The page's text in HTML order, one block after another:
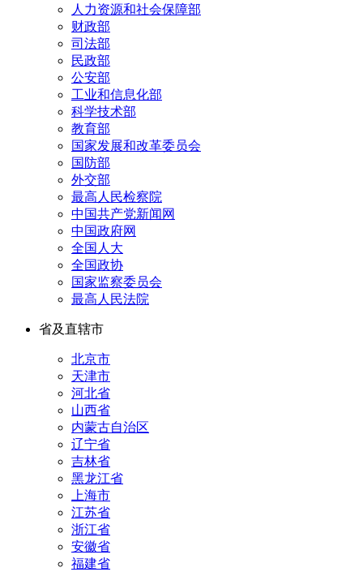
人力资源和社会保障部
财政部
司法部
民政部
公安部
工业和信息化部
科学技术部
教育部
国家发展和改革委员会
国防部
外交部
最高人民检察院
中国共产党新闻网
中国政府网
全国人大
全国政协
国家监察委员会
最高人民法院
省及直辖市
北京市
天津市
河北省
山西省
内蒙古自治区
辽宁省
吉林省
黑龙江省
上海市
江苏省
浙江省
安徽省
福建省